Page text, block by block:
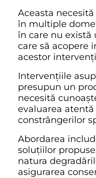
Aceasta
în multiple
în care nu
care să acopere
acestor
Intervențiile
presupun un
necesită
evaluarea
constrângerilor
Abordarea
soluțiilor
natura
asigurarea